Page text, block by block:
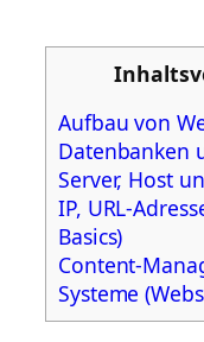
Aufbau von
Datenbanken
Server, Host
IP, URL-
Basics)
Content-
Systeme